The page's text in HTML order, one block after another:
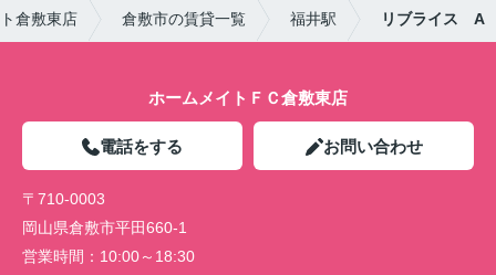
倉敷東店 倉敷市の賃貸一覧 福井駅 リブライス A
ホームメイトＦＣ倉敷東店
電話をする お問い合わせ
〒710-0003
岡山県倉敷市平田660-1
営業時間： 10:00～18:30